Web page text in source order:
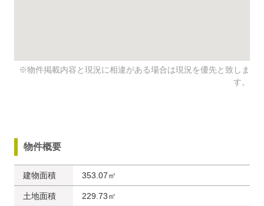
※物件掲載内容と現況に相違がある場合は現況を優先と致しま
す。
物件概要
建物面積 353.07㎡
土地面積 229.73㎡